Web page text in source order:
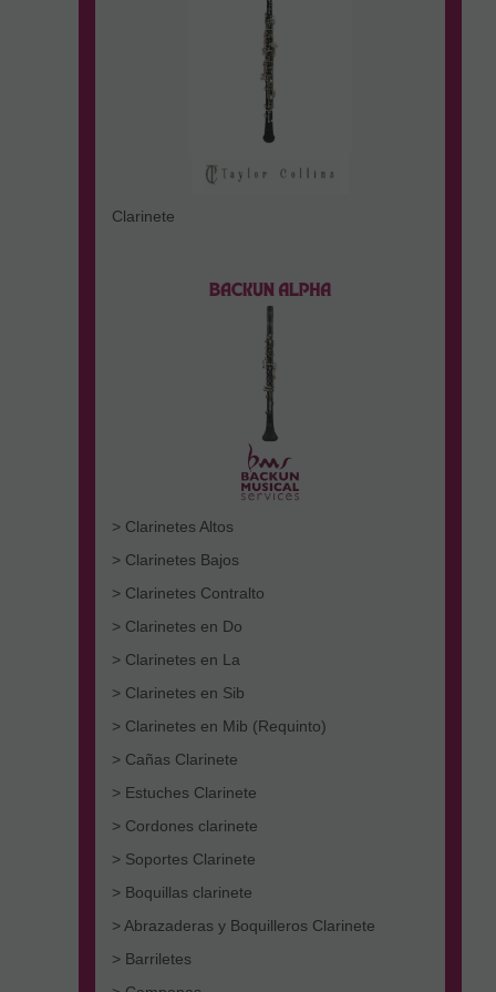
Clarinete
> Clarinetes Altos
> Clarinetes Bajos
> Clarinetes Contralto
> Clarinetes en Do
> Clarinetes en La
> Clarinetes en Sib
> Clarinetes en Mib (Requinto)
> Cañas Clarinete
> Estuches Clarinete
> Cordones clarinete
> Soportes Clarinete
> Boquillas clarinete
> Abrazaderas y Boquilleros Clarinete
> Barriletes